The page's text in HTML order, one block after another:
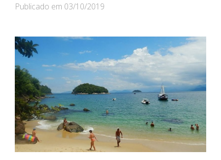
Publicado em 03/10/2019